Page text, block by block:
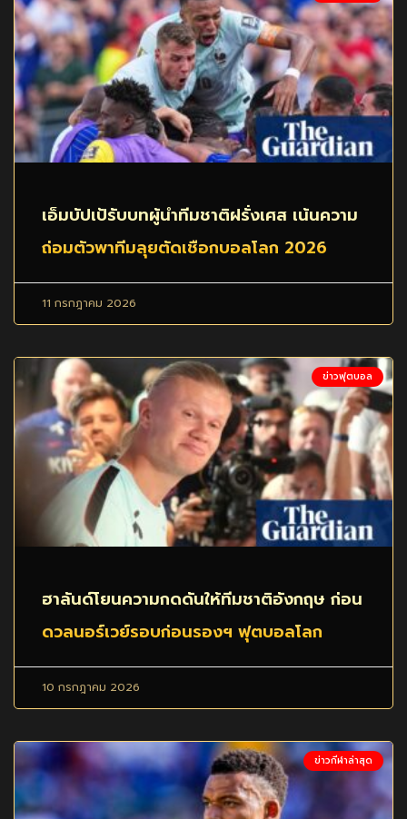
เอ็มบัปเป้รับบทผู้นำทีมชาติฝรั่งเศส เน้นความ
ถ่อมตัวพาทีมลุยตัดเชือกบอลโลก 2026
11 กรกฎาคม 2026
ข่าวฟุตบอล
ฮาลันด์โยนความกดดันให้ทีมชาติอังกฤษ ก่อน
ดวลนอร์เวย์รอบก่อนรองฯ ฟุตบอลโลก
10 กรกฎาคม 2026
ข่าวกีฬาล่าสุด